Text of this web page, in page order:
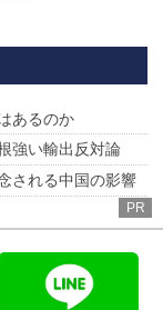
あるのか
強い輸出反対論
される中国の影響
PR